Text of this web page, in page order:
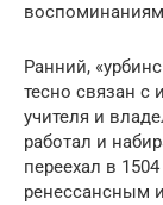
Ранний,
тесно связан с
учителя и
работал и
переехал в
ренессансным